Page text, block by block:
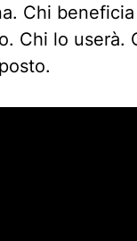
Chi
Chi lo userà.